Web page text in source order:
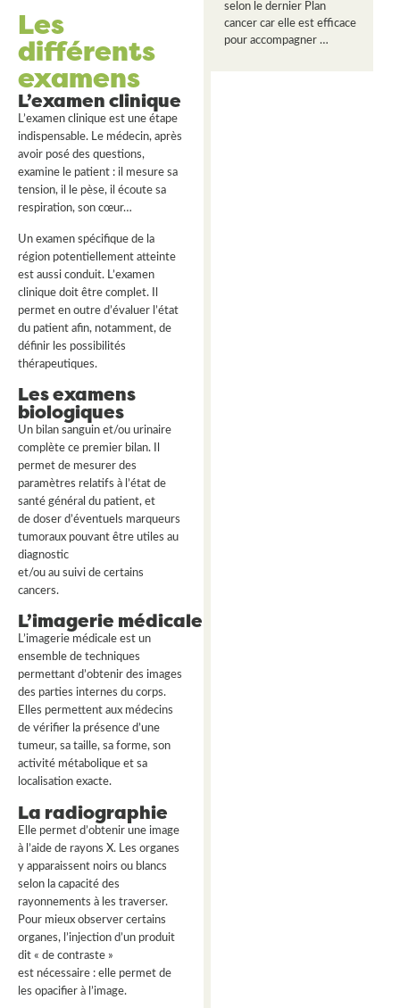
Les
différents
examens
L’examen clinique
L’examen clinique est une étape
indispensable. Le médecin, après
avoir posé des questions,
examine le patient : il mesure sa
tension, il le pèse, il écoute sa
respiration, son cœur…
Un examen spécifique de la
région potentiellement atteinte
est aussi conduit. L’examen
clinique doit être complet. Il
permet en outre d’évaluer l’état
du patient afin, notamment, de
définir les possibilités
thérapeutiques.
Les examens
biologiques
Un bilan sanguin et/ou urinaire
complète ce premier bilan. Il
permet de mesurer des
paramètres relatifs à l’état de
santé général du patient, et
de doser d’éventuels marqueurs
tumoraux pouvant être utiles au
diagnostic
et/ou au suivi de certains
cancers.
L’imagerie médicale
L’imagerie médicale est un
ensemble de techniques
permettant d’obtenir des images
des parties internes du corps.
Elles permettent aux médecins
de vérifier la présence d’une
tumeur, sa taille, sa forme, son
activité métabolique et sa
localisation exacte.
La radiographie
Elle permet d’obtenir une image
à l’aide de rayons X. Les organes
y apparaissent noirs ou blancs
selon la capacité des
rayonnements à les traverser.
Pour mieux observer certains
organes, l’injection d’un produit
dit « de contraste »
est nécessaire : elle permet de
les opacifier à l’image.
selon le dernier Plan
cancer car elle est efficace
pour accompagner …